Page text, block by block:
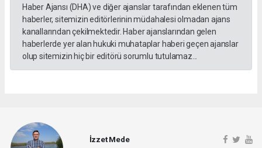
Haber Ajansı (DHA) ve diğer ajanslar tarafından eklenen tüm
haberler, sitemizin editörlerinin müdahalesi olmadan ajans
kanallarından çekilmektedir. Haber ajanslarından gelen
haberlerde yer alan hukuki muhataplar haberi geçen ajanslar
olup sitemizin hiç bir editörü sorumlu tutulamaz...
İzzet Mede